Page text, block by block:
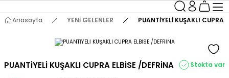
Anasayfa YENİ GELENLER PUANTİYELİ KUŞAKLI CUPRA
PUANTİYELİ KUŞAKLI CUPRA ELBİSE /DEFRİNA Stokta var